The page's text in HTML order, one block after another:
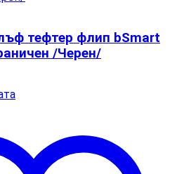
тефтер флип bSmart
/Черен/